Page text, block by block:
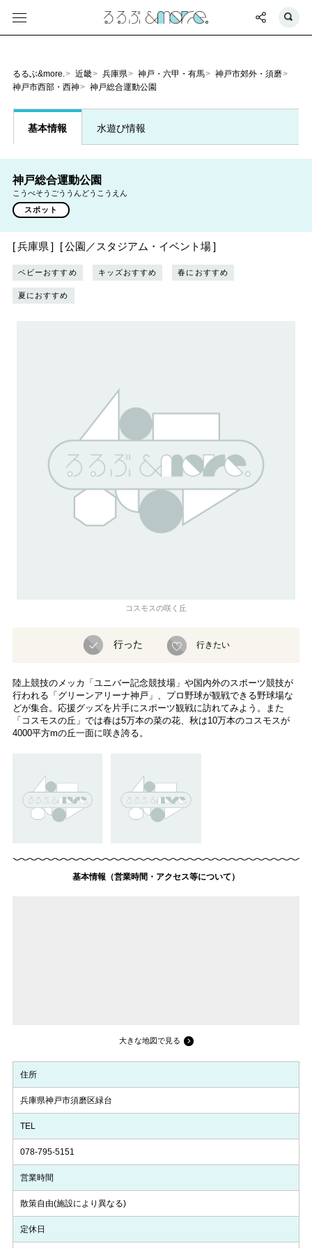
るるぶ&more. 近畿 兵庫県 神戸・六甲・有馬
神戸市郊外・須磨
神戸市西部・西神
神戸総合運動公園
基本情報 水遊び情報
神戸総合運動公園
こうべそうごううんどうこうえん
スポット
兵庫県 公園／スタジアム・イベント場
ベビーおすすめ キッズおすすめ 春におすすめ
夏におすすめ
コスモスの咲く丘
行った 行きたい
陸上競技のメッカ「ユニバー記念競技場」や国内外のスポーツ競技が
行われる「グリーンアリーナ神戸」、プロ野球が観戦できる野球場な
どが集合。応援グッズを片手にスポーツ観戦に訪れてみよう。また
「コスモスの丘」では春は5万本の菜の花、秋は10万本のコスモスが
4000平方mの丘一面に咲き誇る。
基本情報（営業時間・アクセス等について）
大きな地図で見る
住所
兵庫県神戸市須磨区緑台
TEL
078-795-5151
営業時間
散策自由(施設により異なる)
定休日